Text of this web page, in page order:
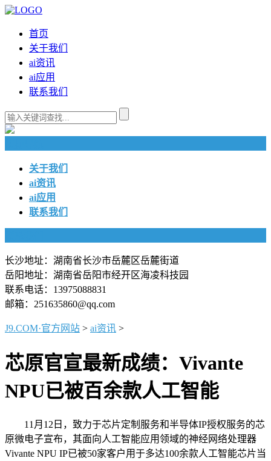
首页
关于我们
ai资讯
ai应用
联系我们
关于我们
ai资讯
ai应用
联系我们
长沙地址：湖南省长沙市岳麓区岳麓街道
岳阳地址：湖南省岳阳市经开区海凌科技园
联系电话：13975088831
邮箱：251635860@qq.com
J9.COM·官方网站 > ai资讯 >
芯原官宣最新成绩：Vivante
NPU已被百余款人工智能
11月12日，致力于芯片定制服务和半导体IP授权服务的芯
原微电子宣布，其面向人工智能应用领域的神经网络处理器
Vivante NPU IP已被50家客户用于多达100余款人工智能芯片当